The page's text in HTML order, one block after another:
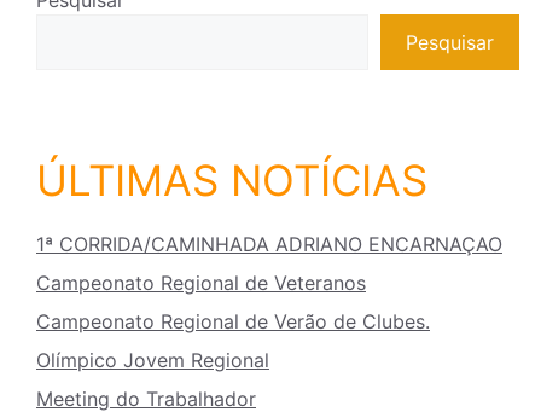
Pesquisar
ÚLTIMAS NOTÍCIAS
1ª CORRIDA/CAMINHADA ADRIANO ENCARNAÇAO
Campeonato Regional de Veteranos
Campeonato Regional de Verão de Clubes.
Olímpico Jovem Regional
Meeting do Trabalhador